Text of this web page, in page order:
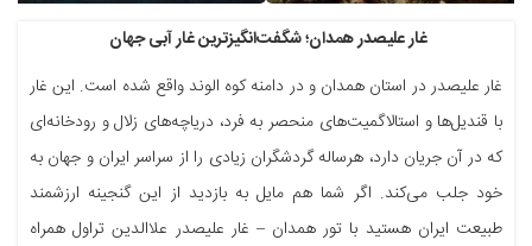
غار علیصدر همدان؛ شگفت‌انگیزترین غار آبی جهان
غار علیصدر در استان همدان و در دامنه کوه الوند واقع شده است. این غار
با قندیل‌ها و استالاگمیت‌های منحصر به فرد، دریاچه‌های زلال و رودخانه‌ای
که در آن جریان دارد، هرساله گردشگران زیادی را از سراسر ایران و جهان به
خود جلب می‌کند. اگر شما هم مایل به بازدید از این گنجینه ارزشمند
طبیعت ایران هستید با تور همدان – غار علیصدر علاالدین تراول همراه